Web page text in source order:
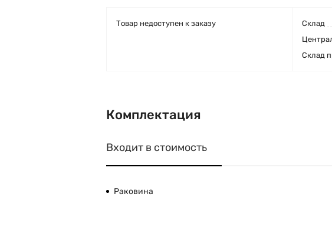
Товар недоступен к заказу Cклад
Склад
Комплектация
Входит в стоимость
Раковина